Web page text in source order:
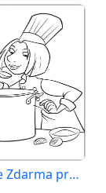
Ratatouille Zdarma pro Děti